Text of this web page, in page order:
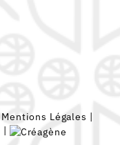
Mentions Légales |
|